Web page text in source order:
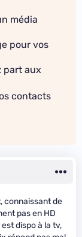
média
pour vos
part aux
contacts
connaissant de
pas en HD
dispo à la tv,